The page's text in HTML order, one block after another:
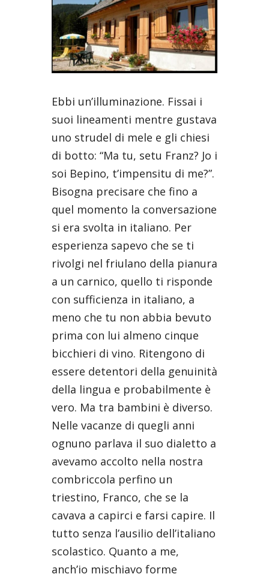
Ebbi un’illuminazione. Fissai i
suoi lineamenti mentre gustava
uno strudel di mele e gli chiesi
di botto: “Ma tu, setu Franz? Jo i
soi Bepino, t’impensitu di me?”.
Bisogna precisare che fino a
quel momento la conversazione
si era svolta in italiano. Per
esperienza sapevo che se ti
rivolgi nel friulano della pianura
a un carnico, quello ti risponde
con sufficienza in italiano, a
meno che tu non abbia bevuto
prima con lui almeno cinque
bicchieri di vino. Ritengono di
essere detentori della genuinità
della lingua e probabilmente è
vero. Ma tra bambini è diverso.
Nelle vacanze di quegli anni
ognuno parlava il suo dialetto a
avevamo accolto nella nostra
combriccola perfino un
triestino, Franco, che se la
cavava a capirci e farsi capire. Il
tutto senza l’ausilio dell’italiano
scolastico. Quanto a me,
anch’io mischiavo forme